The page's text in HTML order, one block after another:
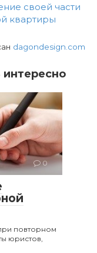
своей части
квартиры
dagondesign.com
0
повторном
юристов,